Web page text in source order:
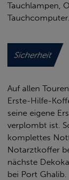
Tauchlampen,
Tauchcomputer.
Sicherheit
Auf allen
Erste-Hilfe-
seine eigene
verplombt ist.
komplettes
Notarztkoffer
nächste
bei Port Ghalib.